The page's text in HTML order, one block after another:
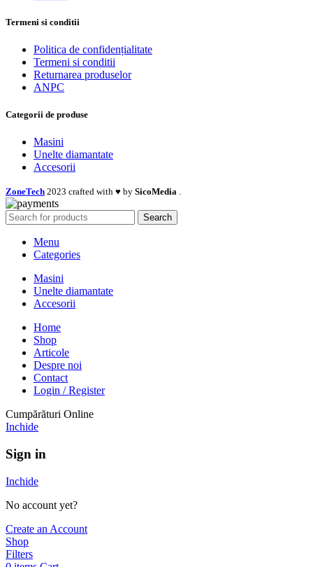
Termeni si conditii
Politica de confidențialitate
Termeni si conditii
Returnarea produselor
ANPC
Categorii de produse
Masini
Unelte diamantate
Accesorii
ZoneTech 2023 crafted with ♥ by SicoMedia .
Search
Menu
Categories
Masini
Unelte diamantate
Accesorii
Home
Shop
Articole
Despre noi
Contact
Login / Register
Cumpărături Online
Inchide
Sign in
Inchide
No account yet?
Create an Account
Shop
Filters